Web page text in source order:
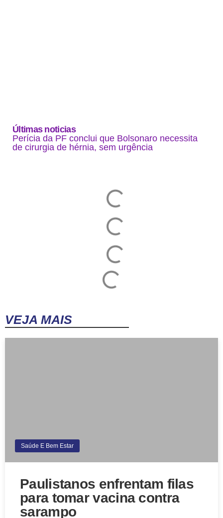
Últimas noticias
Perícia da PF conclui que Bolsonaro necessita
de cirurgia de hérnia, sem urgência
VEJA MAIS
Saúde E Bem Estar
Paulistanos enfrentam filas
para tomar vacina contra
sarampo